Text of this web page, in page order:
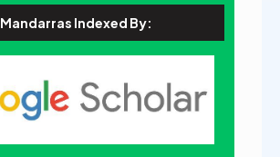
Mandarras Indexed By: